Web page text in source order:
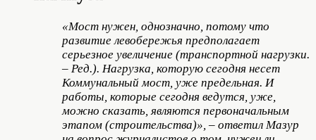
«Мост нужен, однозначно, потому что
развитие левобережья предполагает
серьезное увеличение (транспортной нагрузки.
– Ред.). Нагрузка, которую сегодня несет
Коммунальный мост, уже предельная. И
работы, которые сегодня ведутся, уже,
можно сказать, являются первоначальным
этапом (строительства)», – ответил Мазур